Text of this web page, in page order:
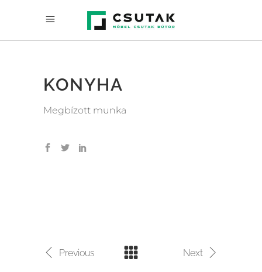
KONYHA
Megbízott munka
Previous Next